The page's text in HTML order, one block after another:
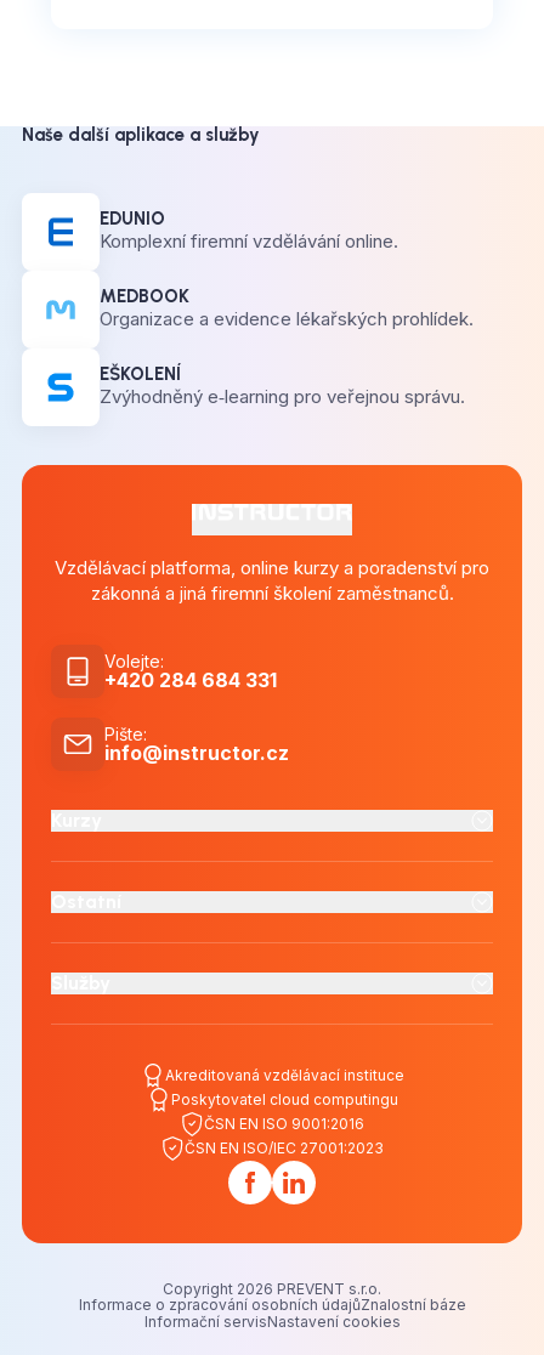
Naše další aplikace a služby
EDUNIO
Komplexní firemní vzdělávání online.
MEDBOOK
Organizace a evidence lékařských prohlídek.
EŠKOLENÍ
Zvýhodněný e‑learning pro veřejnou správu.
Vzdělávací platforma, online kurzy a poradenství pro
zákonná a jiná firemní školení zaměstnanců.
Volejte:
+420 284 684 331
Pište:
info@instructor.cz
Akreditovaná vzdělávací instituce
Poskytovatel cloud computingu
ČSN EN ISO 9001:2016
ČSN EN ISO/IEC 27001:2023
Copyright 2026 PREVENT s.r.o.
Informace o zpracování osobních údajůZnalostní báze
Informační servisNastavení cookies